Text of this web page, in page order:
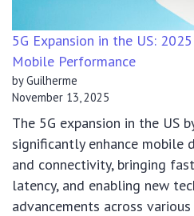
5G Expansion in the US:
Mobile Performance
by Guilherme
November 13, 2025
The 5G expansion in the US
significantly enhance mobile
and connectivity, bringing
latency, and enabling new
advancements across